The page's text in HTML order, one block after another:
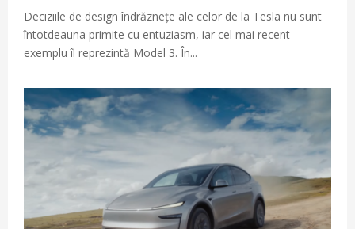
Deciziile de design îndrăznețe ale celor de la Tesla nu sunt
întotdeauna primite cu entuziasm, iar cel mai recent
exemplu îl reprezintă Model 3. În...